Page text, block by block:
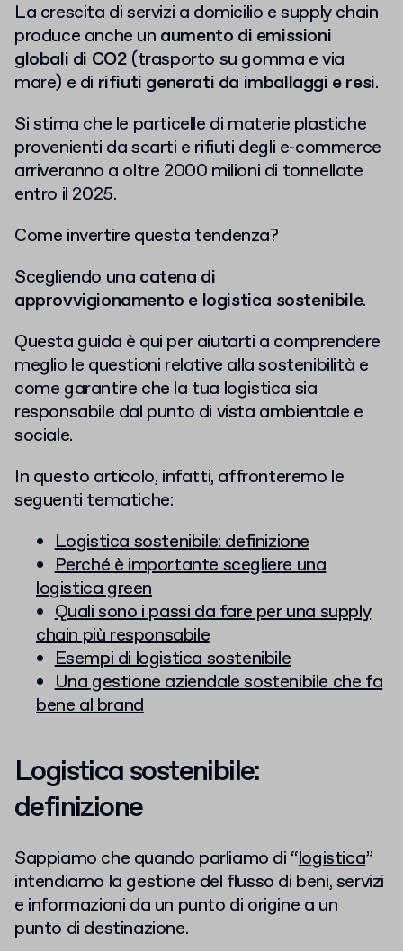
La crescita di servizi a domicilio e supply chain
produce anche un aumento di emissioni
globali di CO2 (trasporto su gomma e via
mare) e di rifiuti generati da imballaggi e resi.
Si stima che le particelle di materie plastiche
provenienti da scarti e rifiuti degli e-commerce
arriveranno a oltre 2000 milioni di tonnellate
entro il 2025.
Come invertire questa tendenza?
Scegliendo una catena di
approvvigionamento e logistica sostenibile.
Questa guida è qui per aiutarti a comprendere
meglio le questioni relative alla sostenibilità e
come garantire che la tua logistica sia
responsabile dal punto di vista ambientale e
sociale.
In questo articolo, infatti, affronteremo le
seguenti tematiche:
Logistica sostenibile: definizione
Perché è importante scegliere una
logistica green
Quali sono i passi da fare per una supply
chain più responsabile
Esempi di logistica sostenibile
Una gestione aziendale sostenibile che fa
bene al brand
Logistica sostenibile:
definizione
Sappiamo che quando parliamo di “logistica”
intendiamo la gestione del flusso di beni, servizi
e informazioni da un punto di origine a un
punto di destinazione.